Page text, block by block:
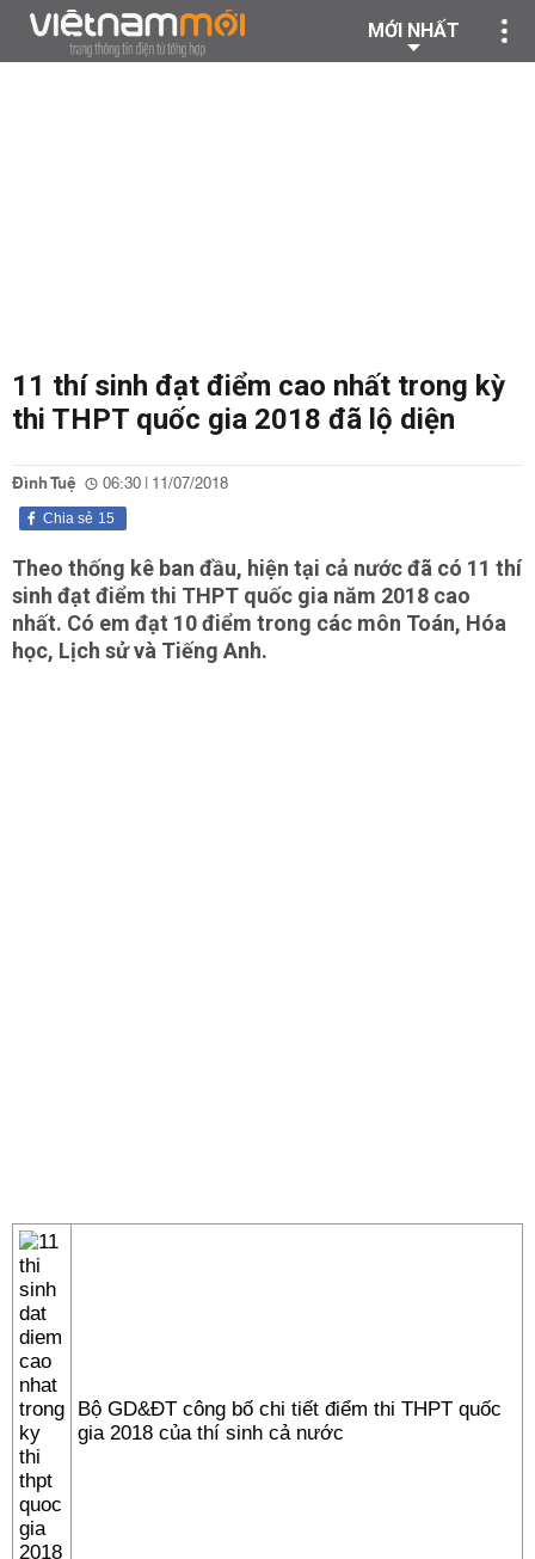
MỚI NHẤT
11 thí sinh đạt điểm cao nhất trong kỳ
thi THPT quốc gia 2018 đã lộ diện
Đình Tuệ 06:30 | 11/07/2018
15
Chia sẻ
Theo thống kê ban đầu, hiện tại cả nước đã có 11 thí
sinh đạt điểm thi THPT quốc gia năm 2018 cao
nhất. Có em đạt 10 điểm trong các môn Toán, Hóa
học, Lịch sử và Tiếng Anh.
Bộ GD&ĐT công bố chi tiết điểm thi THPT quốc
gia 2018 của thí sinh cả nước